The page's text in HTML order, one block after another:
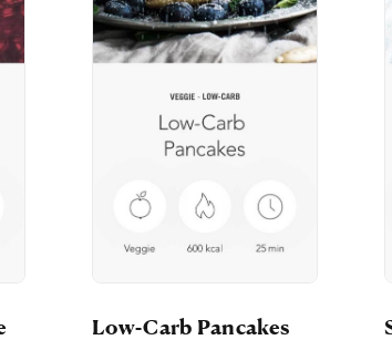
Low-Carb Pancakes